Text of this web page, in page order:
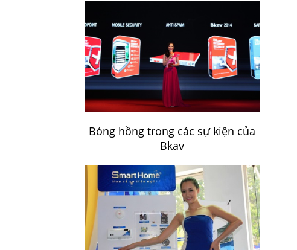
Bóng hồng trong các sự kiện của
Bkav